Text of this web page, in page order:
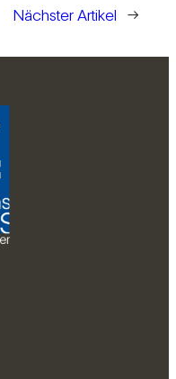
Nächster Artikel
→